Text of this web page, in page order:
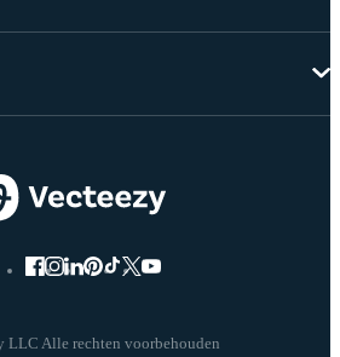
LLC Alle rechten voorbehouden